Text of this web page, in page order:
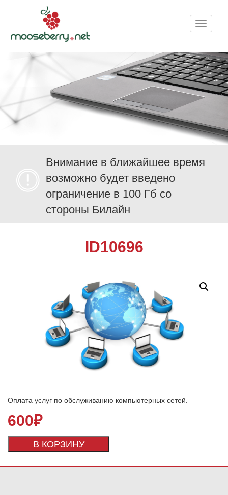
Меню
Внимание в ближайшее время
возможно будет введено
ограничение в 100 Гб со
стороны Билайн
ID10696
Оплата услуг по обслуживанию компьютерных сетей.
600₽
В КОРЗИНУ